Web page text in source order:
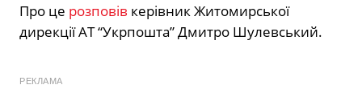
Про це розповів керівник Житомирської
дирекції АТ “Укрпошта” Дмитро Шулевський.
РЕКЛАМА